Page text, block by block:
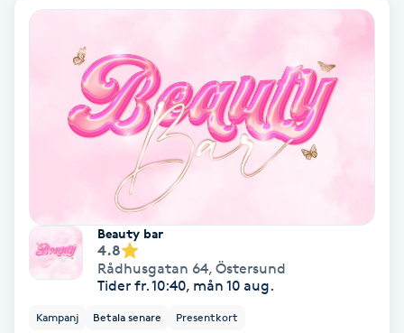
Kosmetisk tatuering
Kostrådgivning
Kroppsinpackning
Käkledsbehandling
Kärlbehandling
Beauty bar
4.8
Rådhusgatan 64, Östersund
Tider fr. 10:40, mån 10 aug.
Kampanj Betala senare Presentkort